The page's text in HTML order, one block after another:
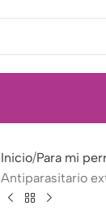
Inicio Para mi
Antiparasitario